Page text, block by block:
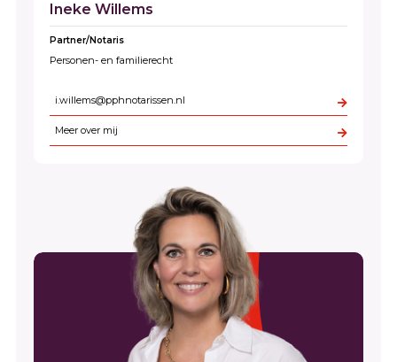
Ineke Willems
Partner/Notaris
Personen- en familierecht
i.willems@pphnotarissen.nl
Meer over mij